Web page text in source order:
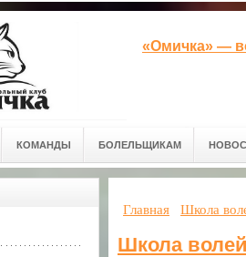
«Омичка» —
КОМАНДЫ БОЛЕЛЬЩИКАМ
Главная Школа
Школа